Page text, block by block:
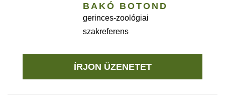
BAKÓ BOTOND
gerinces-zoológiai
szakreferens
ÍRJON ÜZENETET